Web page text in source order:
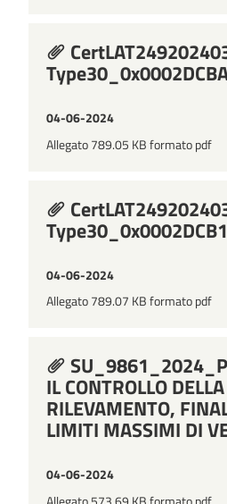
04-06-2024
Allegato 789.05 KB formato pdf
04-06-2024
Allegato 789.07 KB formato pdf
IL CONTROLLO
RILEVAMENTO,
LIMITI MASSIMI DI
04-06-2024